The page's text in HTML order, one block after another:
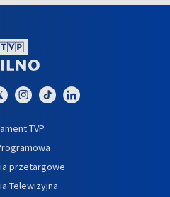
TVP
przetargowe
Telewizyjna